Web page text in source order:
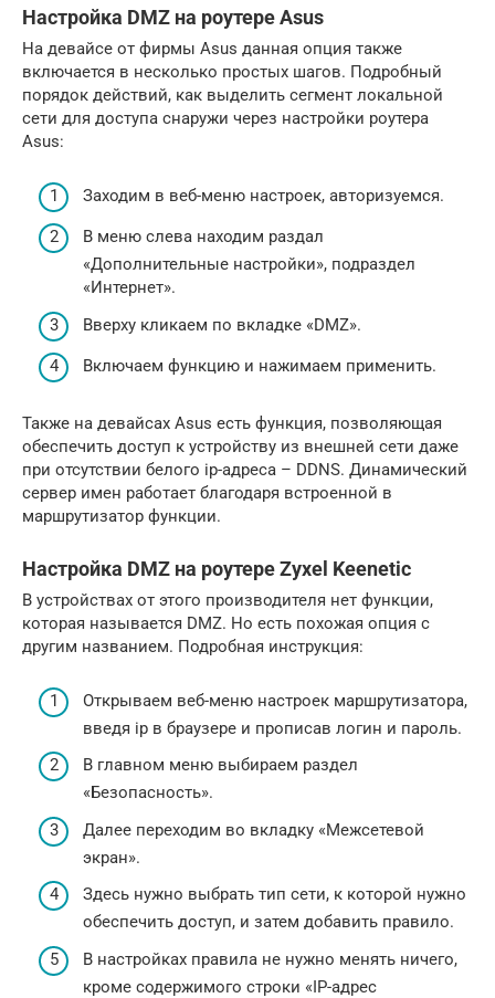
Настройка DMZ на роутере Asus
На девайсе от фирмы Asus данная опция также
включается в несколько простых шагов. Подробный
порядок действий, как выделить сегмент локальной
сети для доступа снаружи через настройки роутера
Asus:
Заходим в веб-меню настроек, авторизуемся.
В меню слева находим раздал
«Дополнительные настройки», подраздел
«Интернет».
Вверху кликаем по вкладке «DMZ».
Включаем функцию и нажимаем применить.
Также на девайсах Asus есть функция, позволяющая
обеспечить доступ к устройству из внешней сети даже
при отсутствии белого ip-адреса – DDNS. Динамический
сервер имен работает благодаря встроенной в
маршрутизатор функции.
Настройка DMZ на роутере Zyxel Keenetic
В устройствах от этого производителя нет функции,
которая называется DMZ. Но есть похожая опция с
другим названием. Подробная инструкция:
Открываем веб-меню настроек маршрутизатора,
введя ip в браузере и прописав логин и пароль.
В главном меню выбираем раздел
«Безопасность».
Далее переходим во вкладку «Межсетевой
экран».
Здесь нужно выбрать тип сети, к которой нужно
обеспечить доступ, и затем добавить правило.
В настройках правила не нужно менять ничего,
кроме содержимого строки «IP-адрес